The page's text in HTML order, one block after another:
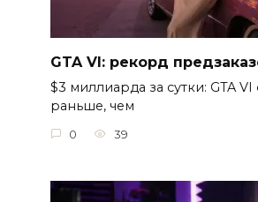
GTA VI: рекорд
$3 миллиарда за сутки: GTA VI
раньше, чем
0 39